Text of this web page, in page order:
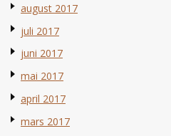
august 2017
juli 2017
juni 2017
mai 2017
april 2017
mars 2017